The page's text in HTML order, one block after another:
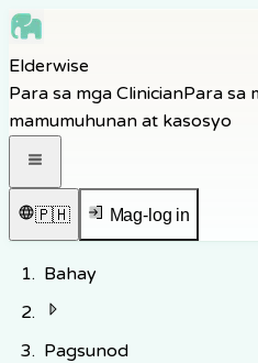
Skip to navigation
Skip to footer
Elderwise
Para sa mga ClinicianPara sa
mamumuhunan at kasosyo
🇵🇭 Mag-log in
Bahay
Pagsunod